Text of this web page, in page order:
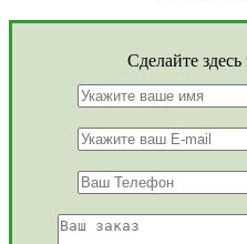
Сделайте